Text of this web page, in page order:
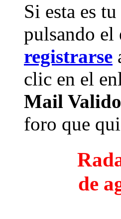
Si esta es
pulsando el
registrarse
clic en el
Mail Valido
foro que
de